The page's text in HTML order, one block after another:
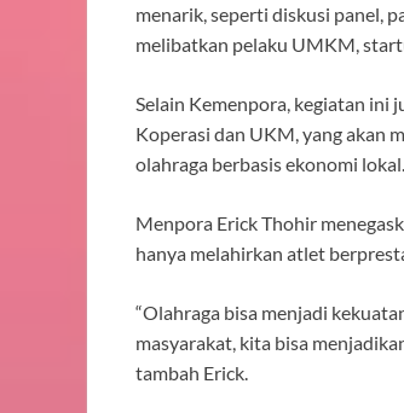
menarik, seperti diskusi panel,
melibatkan pelaku UMKM,
Selain Kemenpora, kegiatan ini
Koperasi dan UKM, yang akan
olahraga berbasis ekonomi lokal.
Menpora Erick Thohir
hanya melahirkan atlet
“Olahraga bisa menjadi
masyarakat, kita bisa
tambah Erick.